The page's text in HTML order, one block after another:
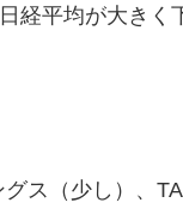
経平均が大きく
ス（少し）、